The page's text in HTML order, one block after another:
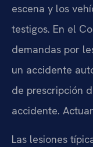
escena y los
testigos. En el
demandas por
un accidente
de prescripción
accidente.
Las lesiones